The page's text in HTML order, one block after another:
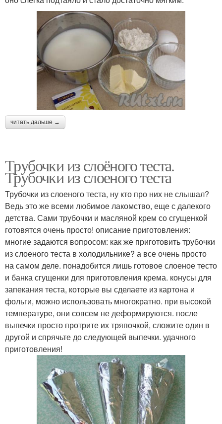
читать дальше →
Трубочки из слоёного теста.
Трубочки из слоеного теста
Трубочки из слоеного теста, ну кто про них не слышал?
Ведь это же всеми любимое лакомство, еще с далекого
детства. Сами трубочки и масляной крем со сгущенкой
готовятся очень просто! описание приготовления:
многие задаются вопросом: как же приготовить трубочки
из слоеного теста в холодильнике? а все очень просто
на самом деле. понадобится лишь готовое слоеное тесто
и банка сгущенки для приготовления крема. конусы для
запекания теста, которые вы сделаете из картона и
фольги, можно использовать многократно. при высокой
температуре, они совсем не деформируются. после
выпечки просто протрите их тряпочкой, сложите один в
другой и спрячьте до следующей выпечки. удачного
приготовления!